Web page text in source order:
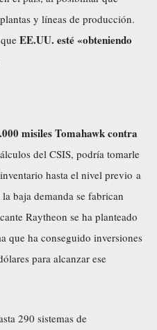
y líneas de producción.
EE.UU. esté «obteniendo
misiles Tomahawkcontra
del CSIS, podría tomarle
hasta el nivel previo a
baja demanda se fabrican
Raytheon se ha planteado
que ha conseguido inversiones
para alcanzar ese
290 sistemas de